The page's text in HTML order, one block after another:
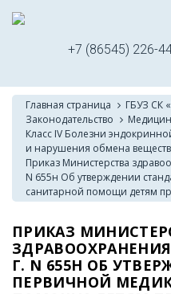
+7 (86545) 226-
Главная страница
ГБУЗ СК
Законодательство
Класс IV Болезни
и нарушения обмена веществ
Приказ Министерства
N 655н Об утверждении
санитарной помощи детям
ПРИКАЗ
ЗДРАВООХРАНЕНИЯ
Г. N 655Н ОБ
ПЕРВИЧНОЙ